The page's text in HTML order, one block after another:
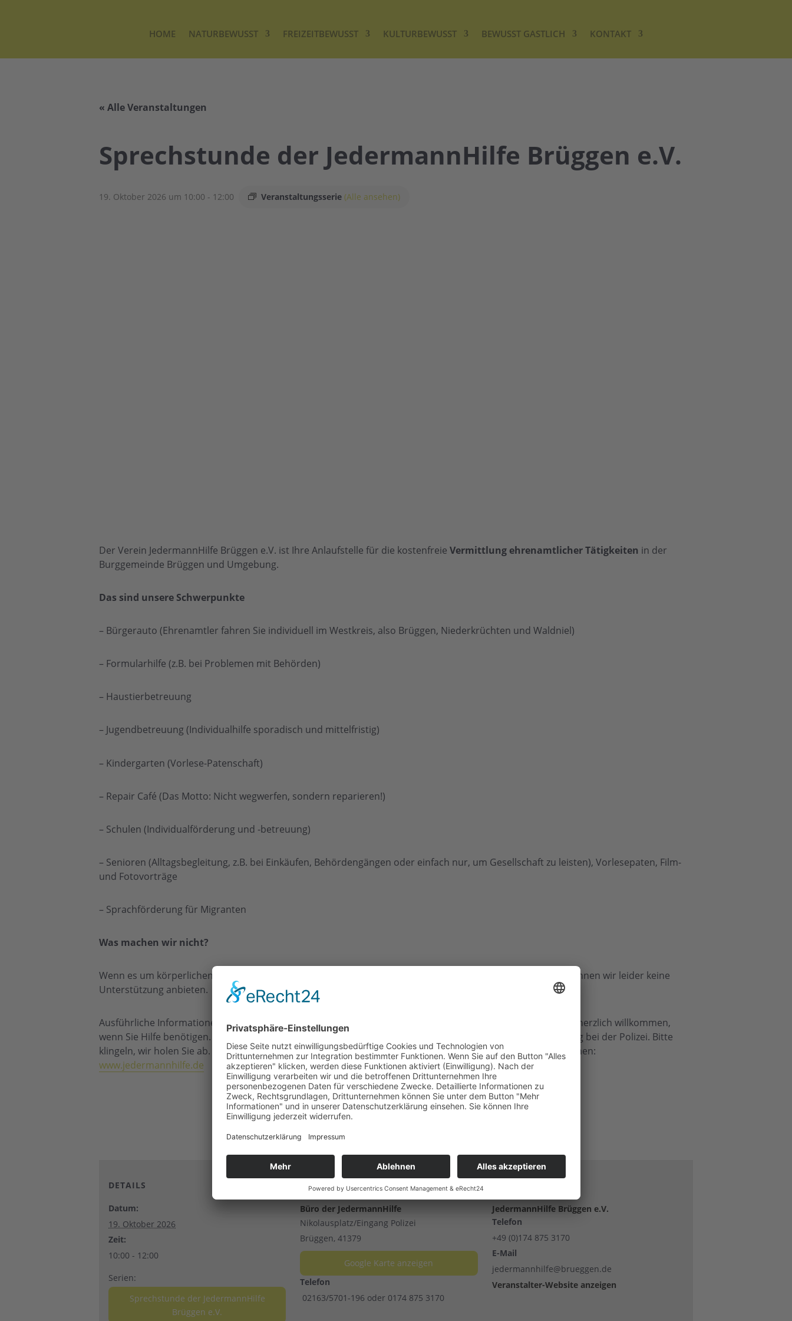
HOME NATURBEWUSST FREIZEITBEWUSST KULTURBEWUSST BEWUSST GASTLICH KONTAKT
« Alle Veranstaltungen
Sprechstunde der JedermannHilfe Brüggen e.V.
19. Oktober 2026 um 10:00 - 12:00 Veranstaltungsserie (Alle ansehen)
Der Verein JedermannHilfe Brüggen e.V. ist Ihre Anlaufstelle für die kostenfreie Vermittlung ehrenamtlicher Tätigkeiten in der
Burggemeinde Brüggen und Umgebung.
Das sind unsere Schwerpunkte
– Bürgerauto (Ehrenamtler fahren Sie individuell im Westkreis, also Brüggen, Niederkrüchten und Waldniel)
– Formularhilfe (z.B. bei Problemen mit Behörden)
– Haustierbetreuung
– Jugendbetreuung (Individualhilfe sporadisch und mittelfristig)
– Kindergarten (Vorlese-Patenschaft)
– Repair Café (Das Motto: Nicht wegwerfen, sondern reparieren!)
– Schulen (Individualförderung und -betreuung)
– Senioren (Alltagsbegleitung, z.B. bei Einkäufen, Behördengängen oder einfach nur, um Gesellschaft zu leisten), Vorlesepaten, Film-
und Fotovorträge
– Sprachförderung für Migranten
Was machen wir nicht?
Wenn es um körperlichen Einsatz geht, wie z.B. Gartenarbeit, Möbel aufbauen, Lampen anschließen usw., können wir leider keine
Unterstützung anbieten.
Ausführliche Informationen gibt es im Internet. Dort können Sie auch unseren Flyer herunterladen. Sie sind herzlich willkommen,
wenn Sie Hilfe benötigen. Montags zwischen 10 und 12 Uhr treffen Sie uns im Büro am Nikolausplatz, Eingang bei der Polizei. Bitte
klingeln, wir holen Sie ab. Anfragen gerne auch per Email:jedermannhilfe@brueggen.de. Weitere Informationen:
www.jedermannhilfe.de
DETAILS
Datum:
19. Oktober 2026
Zeit:
10:00 - 12:00
Serien:
Sprechstunde der JedermannHilfe
Brüggen e.V.
VERANSTALTUNGSORT
Büro der JedermannHilfe
Nikolausplatz/Eingang Polizei
Brüggen, 41379
Google Karte anzeigen
Telefon
02163/5701-196 oder 0174 875 3170
JedermannHilfe Brüggen e.V.
Telefon
+49 (0)174 875 3170
E-Mail
jedermannhilfe@brueggen.de
Veranstalter-Website anzeigen